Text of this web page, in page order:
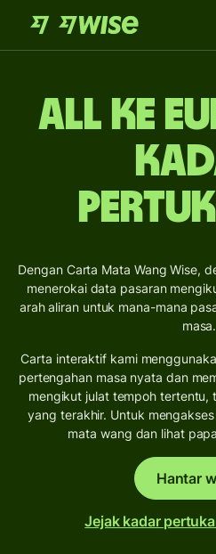
ALL ke
Dengan Carta Mata Wang Wise,
menerokai data pasaran
arah aliran untuk mana-mana
masa.
Carta interaktif kami
pertengahan masa nyata dan
mengikut julat tempoh tertentu,
yang terakhir. Untuk
mata wang dan lihat
Hantar
Jejak kadar